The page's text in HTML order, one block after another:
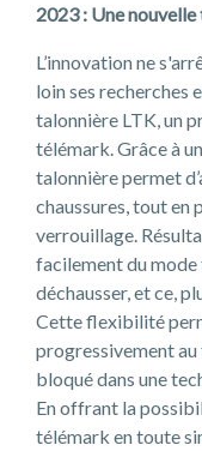
2023 : Une
L’innovation ne
loin ses recherches
talonnière LTK, un
télémark. Grâce à
talonnière permet
chaussures, tout en
verrouillage.
facilement du mode
déchausser, et ce,
Cette flexibilité
progressivement au
bloqué dans une
En offrant la
télémark en toute